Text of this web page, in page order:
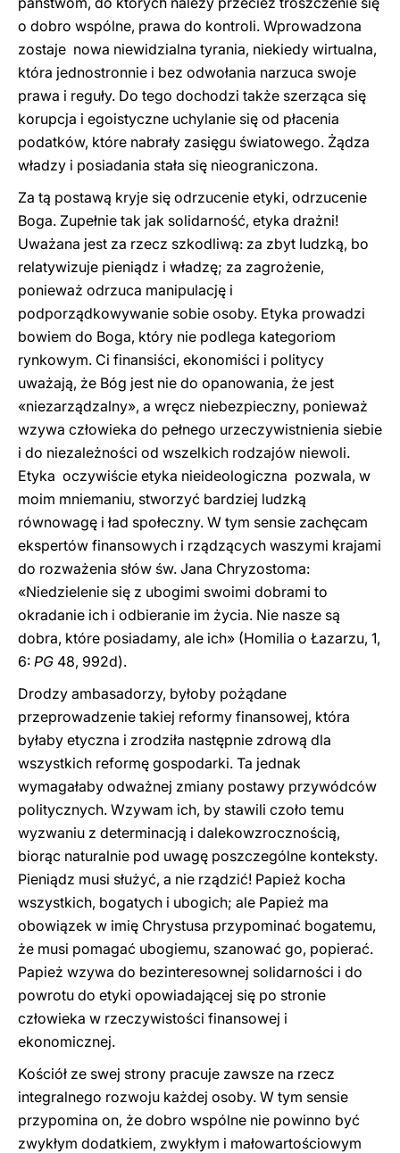
o dobro wspólne, prawa do kontroli. Wprowadzona
zostaje nowa niewidzialna tyrania, niekiedy wirtualna,
która jednostronnie i bez odwołania narzuca swoje
prawa i reguły. Do tego dochodzi także szerząca się
korupcja i egoistyczne uchylanie się od płacenia
podatków, które nabrały zasięgu światowego. Żądza
władzy i posiadania stała się nieograniczona.
Za tą postawą kryje się odrzucenie etyki, odrzucenie
Boga. Zupełnie tak jak solidarność, etyka drażni!
Uważana jest za rzecz szkodliwą: za zbyt ludzką, bo
relatywizuje pieniądz i władzę; za zagrożenie,
ponieważ odrzuca manipulację i
podporządkowywanie sobie osoby. Etyka prowadzi
bowiem do Boga, który nie podlega kategoriom
rynkowym. Ci finansiści, ekonomiści i politycy
uważają, że Bóg jest nie do opanowania, że jest
«niezarządzalny», a wręcz niebezpieczny, ponieważ
wzywa człowieka do pełnego urzeczywistnienia siebie
i do niezależności od wszelkich rodzajów niewoli.
Etyka  oczywiście etyka nieideologiczna  pozwala, w
moim mniemaniu, stworzyć bardziej ludzką
równowagę i ład społeczny. W tym sensie zachęcam
ekspertów finansowych i rządzących waszymi krajami
do rozważenia słów św. Jana Chryzostoma:
«Niedzielenie się z ubogimi swoimi dobrami to
okradanie ich i odbieranie im życia. Nie nasze są
dobra, które posiadamy, ale ich» (Homilia o Łazarzu, 1,
6: PG 48, 992d).
Drodzy ambasadorzy, byłoby pożądane
przeprowadzenie takiej reformy finansowej, która
byłaby etyczna i zrodziła następnie zdrową dla
wszystkich reformę gospodarki. Ta jednak
wymagałaby odważnej zmiany postawy przywódców
politycznych. Wzywam ich, by stawili czoło temu
wyzwaniu z determinacją i dalekowzrocznością,
biorąc naturalnie pod uwagę poszczególne konteksty.
Pieniądz musi służyć, a nie rządzić! Papież kocha
wszystkich, bogatych i ubogich; ale Papież ma
obowiązek w imię Chrystusa przypominać bogatemu,
że musi pomagać ubogiemu, szanować go, popierać.
Papież wzywa do bezinteresownej solidarności i do
powrotu do etyki opowiadającej się po stronie
człowieka w rzeczywistości finansowej i
ekonomicznej.
Kościół ze swej strony pracuje zawsze na rzecz
integralnego rozwoju każdej osoby. W tym sensie
przypomina on, że dobro wspólne nie powinno być
zwykłym dodatkiem, zwykłym i małowartościowym